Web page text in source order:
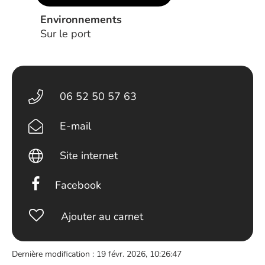
Environnements
Sur le port
06 52 50 57 63
E-mail
Site internet
Facebook
Ajouter au carnet
Dernière modification : 19 févr. 2026, 10:26:47